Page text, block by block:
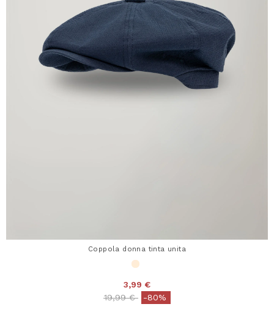
Coppola donna tinta unita
3,99 €
Price reduced from
19,99 €to-80%